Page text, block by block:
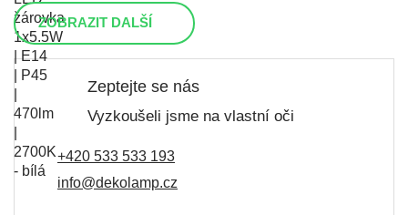
ZOBRAZIT DALŠÍ
Zeptejte se nás
Vyzkoušeli jsme na vlastní oči
+420 533 533 193
info@dekolamp.cz